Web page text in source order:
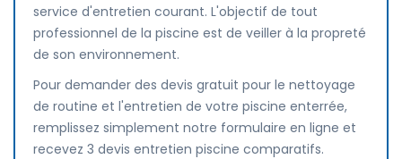
service d'entretien courant. L'objectif de tout
professionnel de la piscine est de veiller à la propreté
de son environnement.
Pour demander des devis gratuit pour le nettoyage
de routine et l'entretien de votre piscine enterrée,
remplissez simplement notre formulaire en ligne et
recevez 3 devis entretien piscine comparatifs.